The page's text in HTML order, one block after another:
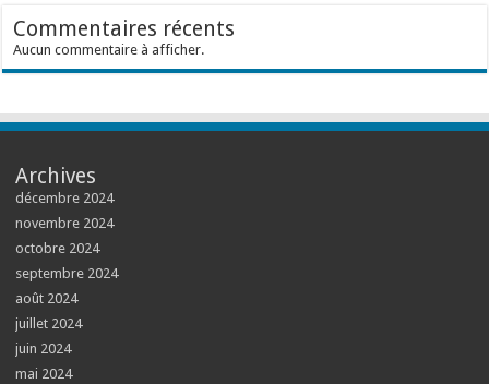
Commentaires récents
Aucun commentaire à afficher.
Archives
décembre 2024
novembre 2024
octobre 2024
septembre 2024
août 2024
juillet 2024
juin 2024
mai 2024